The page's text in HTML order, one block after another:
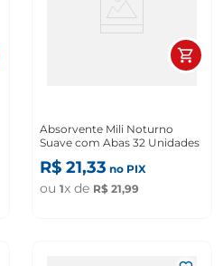
Absorvente Mili Noturno
Suave com Abas 32 Unidades
R$ 21,33 no PIX
ou 1x de R$ 21,99